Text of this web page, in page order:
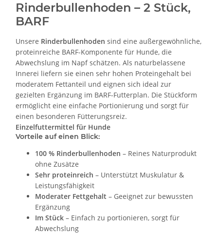
Rinderbullenhoden – 2 Stück,
BARF
Unsere Rinderbullenhoden sind eine außergewöhnliche,
proteinreiche BARF-Komponente für Hunde, die
Abwechslung im Napf schätzen. Als naturbelassene
Innerei liefern sie einen sehr hohen Proteingehalt bei
moderatem Fettanteil und eignen sich ideal zur
gezielten Ergänzung im BARF-Futterplan. Die Stückform
ermöglicht eine einfache Portionierung und sorgt für
einen besonderen Fütterungsreiz.
Einzelfuttermittel für Hunde
Vorteile auf einen Blick:
100 % Rinderbullenhoden – Reines Naturprodukt
ohne Zusätze
Sehr proteinreich – Unterstützt Muskulatur &
Leistungsfähigkeit
Moderater Fettgehalt – Geeignet zur bewussten
Ergänzung
Im Stück – Einfach zu portionieren, sorgt für
Abwechslung